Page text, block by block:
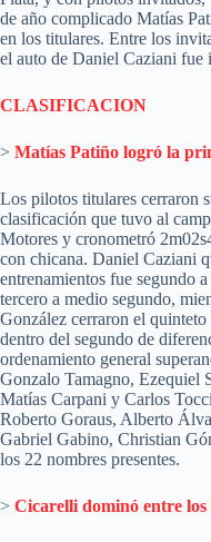
de año complicado Matías
en los titulares. Entre los
el auto de Daniel Caziani
CLASIFICACION
> Matías Patiño logró la
Los pilotos titulares cerraron
clasificación que tuvo al
Motores y cronometró
con chicana. Daniel Caziani
entrenamientos fue segundo
tercero a medio segundo,
González cerraron el
dentro del segundo de
ordenamiento general
Gonzalo Tamagno, Ezequiel
Matías Carpani y Carlos
Roberto Goraus, Alberto
Gabriel Gabino, Christian
los 22 nombres presentes.
> Cicarelli dominó entre los